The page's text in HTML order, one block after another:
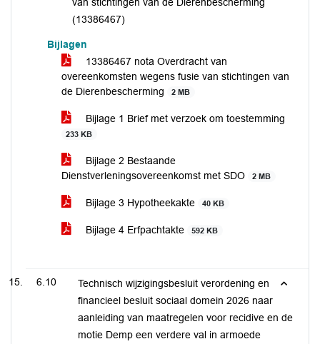
(13386467)
Bijlagen
13386467 nota Overdracht van
overeenkomsten wegens fusie van stichtingen van
de Dierenbescherming
2 MB
Bijlage 1 Brief met verzoek om toestemming
233 KB
Bijlage 2 Bestaande
Dienstverleningsovereenkomst met SDO
2 MB
Bijlage 3 Hypotheekakte 40 KB
Bijlage 4 Erfpachtakte 592 KB
6.10
Technisch wijzigingsbesluit verordening en
financieel besluit sociaal domein 2026 naar
aanleiding van maatregelen voor recidive en de
motie Demp een verdere val in armoede